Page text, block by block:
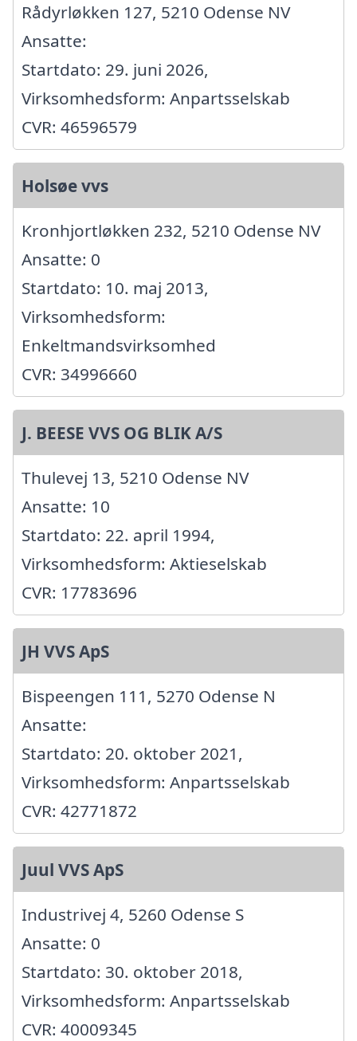
Rådyrløkken 127, 5210 Odense NV
Ansatte:
Startdato: 29. juni 2026,
Virksomhedsform: Anpartsselskab
CVR: 46596579
Holsøe vvs
Kronhjortløkken 232, 5210 Odense NV
Ansatte: 0
Startdato: 10. maj 2013,
Virksomhedsform:
Enkeltmandsvirksomhed
CVR: 34996660
J. BEESE VVS OG BLIK A/S
Thulevej 13, 5210 Odense NV
Ansatte: 10
Startdato: 22. april 1994,
Virksomhedsform: Aktieselskab
CVR: 17783696
JH VVS ApS
Bispeengen 111, 5270 Odense N
Ansatte:
Startdato: 20. oktober 2021,
Virksomhedsform: Anpartsselskab
CVR: 42771872
Juul VVS ApS
Industrivej 4, 5260 Odense S
Ansatte: 0
Startdato: 30. oktober 2018,
Virksomhedsform: Anpartsselskab
CVR: 40009345